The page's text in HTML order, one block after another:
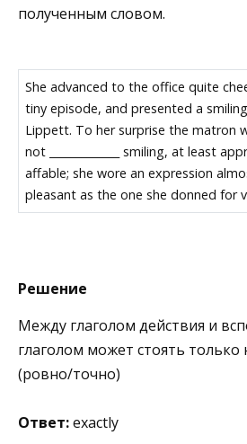
полученным словом.
She advanced to the office quite
tiny episode, and presented a
Lippett. To her surprise the matron
not _____________ smiling, at least
affable; she wore an expression
pleasant as the one she donned for
Решение
Между глаголом действия и
глаголом может стоять только
(ровно/точно)
Ответ:exactly